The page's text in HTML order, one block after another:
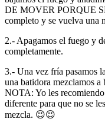
DE MOVER PORQUE
completo y se vuelva una
2.- Apagamos el fuego y
completamente.
3.- Una vez fría pasamos
una batidora mezclamos
NOTA: Yo les
diferente para que no se
mezcla. 😉😉